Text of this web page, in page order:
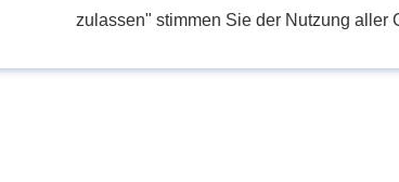
Wir freuen
zulassen" stimmen Sie der Nutzung aller